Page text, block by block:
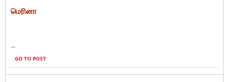
மெரினா
...
GO TO POST